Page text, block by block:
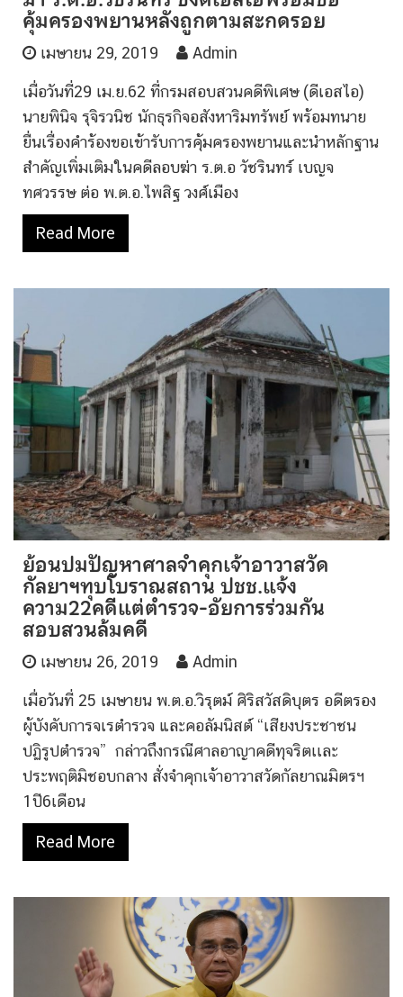
คุ้มครองพยานหลังถูกตามสะกดรอย
เมษายน 29, 2019 Admin
เมื่อวันที่29 เม.ย.62 ที่กรมสอบสวนคดีพิเศษ (ดีเอสไอ)
นายพินิจ รุจิรวนิช นักธุรกิจอสังหาริมทรัพย์ พร้อมทนาย
ยื่นเรื่องคำร้องขอเข้ารับการคุ้มครองพยานและนำหลักฐาน
สำคัญเพิ่มเติมในคดีลอบฆ่า ร.ต.อ วัชรินทร์ เบญจ
ทศวรรษ ต่อ พ.ต.อ.ไพสิฐ วงศ์เมือง
Read More
ย้อนปมปัญหาศาลจำคุกเจ้าอาวาสวัด
กัลยาฯทุบโบราณสถาน ปชช.แจ้ง
ความ22คดีแต่ตำรวจ-อัยการร่วมกัน
สอบสวนล้มคดี
เมษายน 26, 2019 Admin
เมื่อวันที่ 25 เมษายน พ.ต.อ.วิรุตม์ ศิริสวัสดิบุตร อดีตรอง
ผู้บังคับการจเรตำรวจ และคอลัมนิสต์ “เสียงประชาชน
ปฏิรูปตำรวจ” กล่าวถึงกรณีศาลอาญาคดีทุจริตเเละ
ประพฤติมิชอบกลาง สั่งจำคุกเจ้าอาวาสวัดกัลยาณมิตรฯ
1ปี6เดือน
Read More